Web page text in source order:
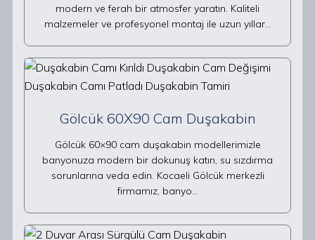
modern ve ferah bir atmosfer yaratın. Kaliteli
malzemeler ve profesyonel montaj ile uzun yıllar…
Gölcük 60X90 Cam Duşakabin
Gölcük 60×90 cam duşakabin modellerimizle
banyonuza modern bir dokunuş katın, su sızdırma
sorunlarına veda edin. Kocaeli Gölcük merkezli
firmamız, banyo…